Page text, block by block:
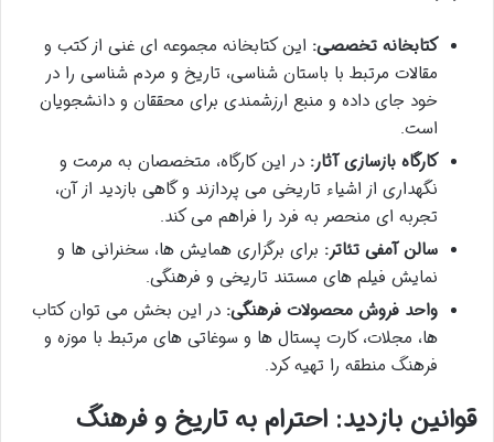
کتابخانه تخصصی: این کتابخانه مجموعه ای غنی از کتب و
مقالات مرتبط با باستان شناسی، تاریخ و مردم شناسی را در
خود جای داده و منبع ارزشمندی برای محققان و دانشجویان
است.
کارگاه بازسازی آثار: در این کارگاه، متخصصان به مرمت و
نگهداری از اشیاء تاریخی می پردازند و گاهی بازدید از آن،
تجربه ای منحصر به فرد را فراهم می کند.
سالن آمفی تئاتر: برای برگزاری همایش ها، سخنرانی ها و
نمایش فیلم های مستند تاریخی و فرهنگی.
واحد فروش محصولات فرهنگی: در این بخش می توان کتاب
ها، مجلات، کارت پستال ها و سوغاتی های مرتبط با موزه و
فرهنگ منطقه را تهیه کرد.
قوانین بازدید: احترام به تاریخ و فرهنگ